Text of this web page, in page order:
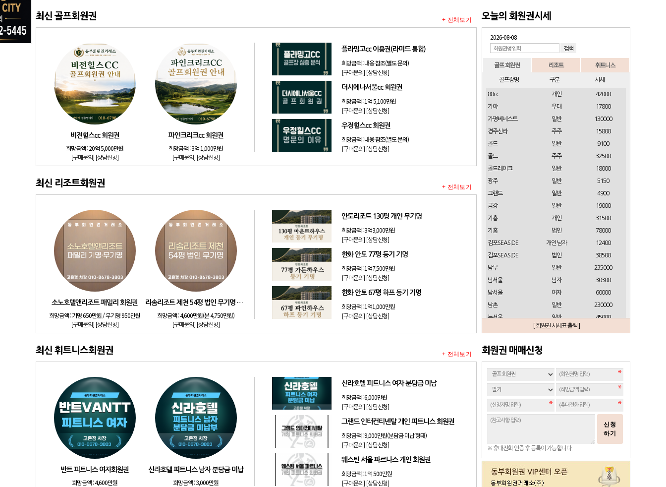
최신 골프회원권
비전힐스cc 회원권
희망금액 :20억 5,000만원
[구매문의] [상담신청]
파인크리크cc 회원권
희망금액 :3억 1,000만원
[구매문의] [상담신청]
플라밍고cc 이용권(라미드 통합)
희망금액 :내용 참조(별도 문의)
[구매문의] [상담신청]
더시에나서울cc 회원권
희망금액 :1억 5,100만원
[구매문의] [상담신청]
우정힐스cc 회원권
희망금액 :내용 참조(별도 문의)
[구매문의] [상담신청]
+ 전체보기
최신 리조트회원권
소노호텔앤리조트 패밀리 회원권
희망금액 :기명 650만원 / 무기명 950만원
[구매문의] [상담신청]
리솜리조트 제천 54평 법인 무기명 회원제
희망금액 :4,600만원(분 4,750만원)
[구매문의] [상담신청]
안토리조트 130평 개인 무기명
희망금액 :3억3,000만원
[구매문의] [상담신청]
한화 안토 77평 등기 기명
희망금액 :1억7,500만원
[구매문의] [상담신청]
한화 안토 67평 하프 등기 기명
희망금액 :1억1,000만원
[구매문의] [상담신청]
+ 전체보기
최신 휘트니스회원권
반트 피트니스 여자회원권
희망금액 :4,600만원
신라호텔 피트니스 남자 분담금 미납
희망금액 :3,000만원
신라호텔 피트니스 여자 분담금 미납
희망금액 :6,000만원
[구매문의] [상담신청]
그랜드 인터컨티넨탈 개인 피트니스 회원권
희망금액 :9,000만원(분담금 미납 형태)
[구매문의] [상담신청]
웨스틴 서울 파르나스 개인 회원권
희망금액 :1억 500만원
[구매문의] [상담신청]
+ 전체보기
오늘의 회원권시세
2026-08-08
골프 회원권 리조트 휘트니스
골프장명 구분 시세
88cc 개인 42000
가야 우대 17800
가평베네스트 일반 130000
경주신라 주주 15800
골드 일반 9100
골드 주주 32500
골드레이크 일반 18000
광주 일반 5150
그랜드 일반 4900
금강 일반 19000
기흥 개인 31500
기흥 법인 78000
김포SEASIDE 개인 남자 12400
김포SEASIDE 법인 38500
남부 일반 235000
남서울 남자 30300
남서울 여자 60000
남촌 일반 230000
뉴서울 일반 45000
개인(분12000)
뉴스프링빌 주중개인(분3000)
뉴코리아 남자 23700
대구 일반 정회원
도고 일반
동래베네스트 17500
27500
10000
22000
[ 회원권 시세표 출력 ]
회원권 매매신청
신청
하기
※ 휴대전화 인증 후 등록이 가능합니다.